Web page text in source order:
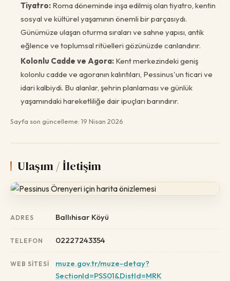
Tiyatro: Roma döneminde inşa edilmiş olan tiyatro, kentin
sosyal ve kültürel yaşamının önemli bir parçasıydı.
Günümüze ulaşan oturma sıraları ve sahne yapısı, antik
eğlence ve toplumsal ritüelleri gözünüzde canlandırır.
Kolonlu Cadde ve Agora: Kent merkezindeki geniş
kolonlu cadde ve agoranın kalıntıları, Pessinus'un ticari ve
idari kalbiydi. Bu alanlar, şehrin planlaması ve günlük
yaşamındaki hareketliliğe dair ipuçları barındırır.
Sayfa son güncelleme: 19 Nisan 2026
Ulaşım / İletişim
ADRES Ballıhisar Köyü
TELEFON 02227243354
WEB SITESI
muze.gov.tr/muze-detay?
SectionId=PSS01&DistId=MRK